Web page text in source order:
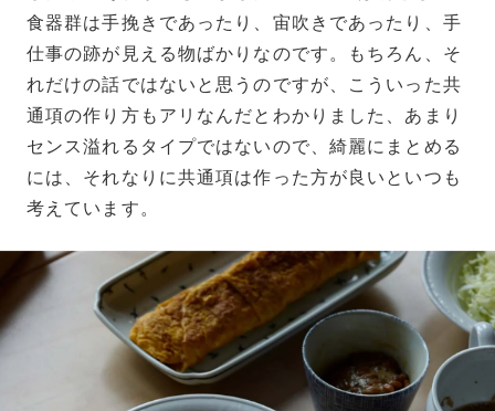
食器群は手挽きであったり、宙吹きであったり、手
仕事の跡が見える物ばかりなのです。もちろん、そ
れだけの話ではないと思うのですが、こういった共
通項の作り方もアリなんだとわかりました、あまり
センス溢れるタイプではないので、綺麗にまとめる
には、それなりに共通項は作った方が良いといつも
考えています。